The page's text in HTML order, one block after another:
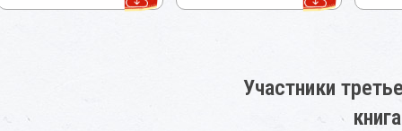
Участники